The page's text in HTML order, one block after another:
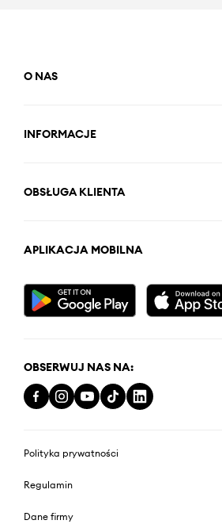
O NAS
INFORMACJE
OBSŁUGA KLIENTA
APLIKACJA MOBILNA
OBSERWUJ NAS NA:
Polityka prywatności
Regulamin
Dane firmy